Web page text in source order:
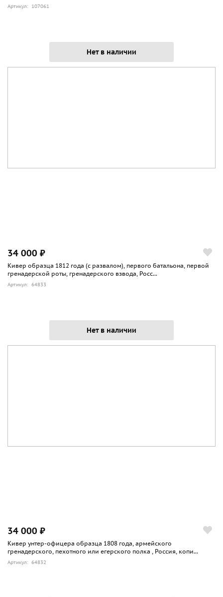
Артикул: 107061
Нет в наличии
34 000 ₽
Кивер образца 1812 года (с развалом), первого батальона, первой
гренадерской роты, гренадерского взвода, Росс...
Артикул: 64833
Нет в наличии
34 000 ₽
Кивер унтер-офицера образца 1808 года, армейского
гренадерского, пехотного или егерского полка , Россия, копи...
Артикул: 64832